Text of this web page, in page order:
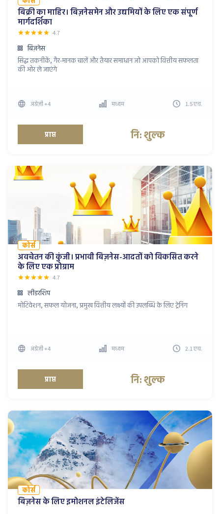
बिक्री का माहिर। बिज़नेसमेन और उद्यमियों के लिए एक संपूर्ण
मार्गदर्शिका
4.7
बिज़नेस
सिद्ध तकनीकें, गैर-मानक चालें और तैयार समाधान जो आपको वित्तीय सफलता
की ओर ले जाएंगे
अंग्रेज़ी+4 मध्यम 1.5एच.
प्राप्त नि: शुल्क
कोर्स
अवचेतन की कुंजी। प्रभावी बिज़नेस-आदतों को विकसित करने
के लिए एक प्रोग्राम
4.7
लीडरशिप
मोटिवेशन, सफल योजना, प्रमुख वित्तीय लक्ष्यों की उपलब्धि के लिए ट्रेनिंग
अंग्रेज़ी+4 मध्यम 2.1एच.
प्राप्त नि: शुल्क
कोर्स
बिज़नेस के लिए इमोशनल इंटेलिजेंस